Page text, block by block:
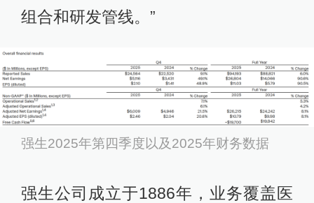
组合和研发管线。”
强生2025年第四季度以及2025年财务数据
强生公司成立于1886年，业务覆盖医